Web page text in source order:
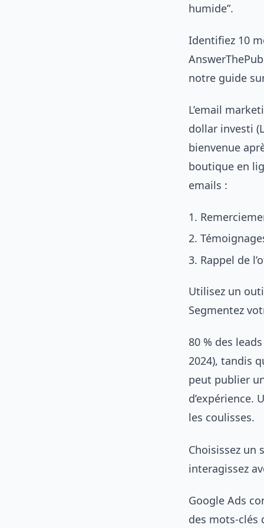
humide”.
Identifiez 10
notre guide
L’email
dollar investi
bienvenue
boutique en
emails :
Rappel de
Utilisez un
Segmentez
80 % des
2024), tandis
peut publier
d’expérience.
les coulisses.
Choisissez un
interagissez
Google Ads
des mots-clés